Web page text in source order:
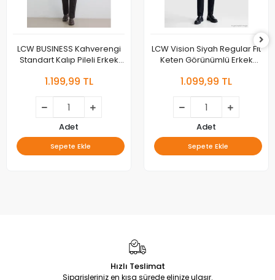
LCW BUSINESS Kahverengi
Standart Kalıp Pileli Erkek
1.199,99 TL
Adet
Sepete Ekle
LCW Vision Siyah Regular Fit
Keten Görünümlü Erkek
1.099,99 TL
Adet
Sepete Ekle
Hızlı Teslimat
Siparişleriniz en kısa sürede elinize ulaşır.